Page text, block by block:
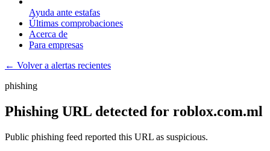
Ayuda ante estafas
Últimas comprobaciones
Acerca de
Para empresas
← Volver a alertas recientes
phishing
Phishing URL detected for roblox.com.ml
Public phishing feed reported this URL as suspicious.